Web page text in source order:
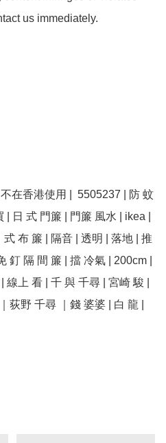
us immediately.
在香港使用 |  5505237 | 防 蚊
日 式 門簾 | 門簾 風水 | ikea |
布 簾 | 隔音 | 透明 | 落地 | 推
釘 隔 間 簾 | 擋 冷氣 | 200cm |
上 看 | 千 與 千尋 | 宮崎 駿 |
荻野 千尋 ｜錢 婆婆 | 白 龍 |